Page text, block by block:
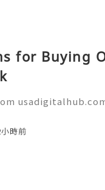
for Buying
usadigitalhub.com
usadigitalhub
時前